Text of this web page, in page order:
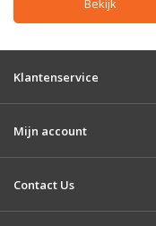
Klantenservice
Mijn account
Contact Us